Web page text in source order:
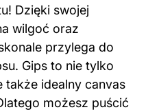
Dzięki swojej
wilgoć oraz
przylega do
Gips to nie tylko
także idealny canvas
możesz puścić